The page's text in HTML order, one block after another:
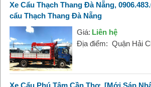
Xe Cẩu Thạch Thang Đà Nẵng,
cẩu Thạch Thang Đà Nẵng
Giá: Liên hệ
Địa điểm: Quận Hải
Xe Cẩu Phú Tâm Cần Thơ, [Mới Sáp